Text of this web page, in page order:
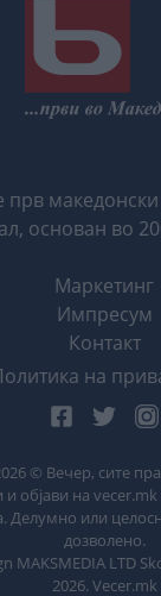
прв
основан во
Маркетинг
Импресум
Контакт
на
© Вечер, сите
објави на
Делумно или
дозволено.
MAKSMEDIA LTD
2026. Vecer.mk